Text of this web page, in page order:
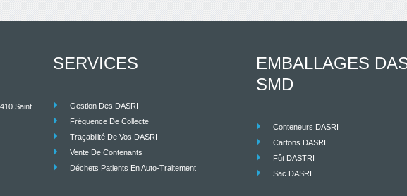
Saint
SERVICES
Gestion Des DASRI
Fréquence De Collecte
Traçabilité De Vos DASRI
Vente De Contenants
Déchets Patients En Auto-Traitement
EMBALLAGES
SMD
Conteneurs DASRI
Cartons DASRI
Fût DASTRI
Sac DASRI